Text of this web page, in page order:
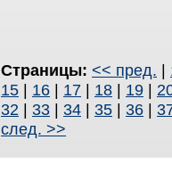
Страницы: << пред. |
15 | 16 | 17 | 18 | 19 |
32 | 33 | 34 | 35 | 36 |
след. >>